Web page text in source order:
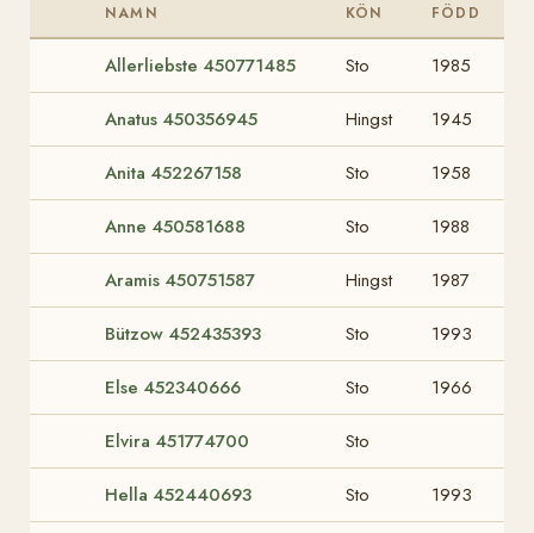
NAMN KÖN FÖDD
Allerliebste 450771485 Sto 1985
Anatus 450356945 Hingst 1945
Anita 452267158 Sto 1958
Anne 450581688 Sto 1988
Aramis 450751587 Hingst 1987
Bützow 452435393 Sto 1993
Else 452340666 Sto 1966
Elvira 451774700 Sto
Hella 452440693 Sto 1993